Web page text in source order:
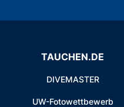
TAUCHEN.DE
DIVEMASTER
UW-Fotowettbewerb